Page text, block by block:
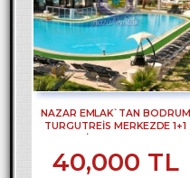
NAZAR EMLAK`TAN BODRUM
TURGUTREİS MERKEZDE 1+1
40,000 TL